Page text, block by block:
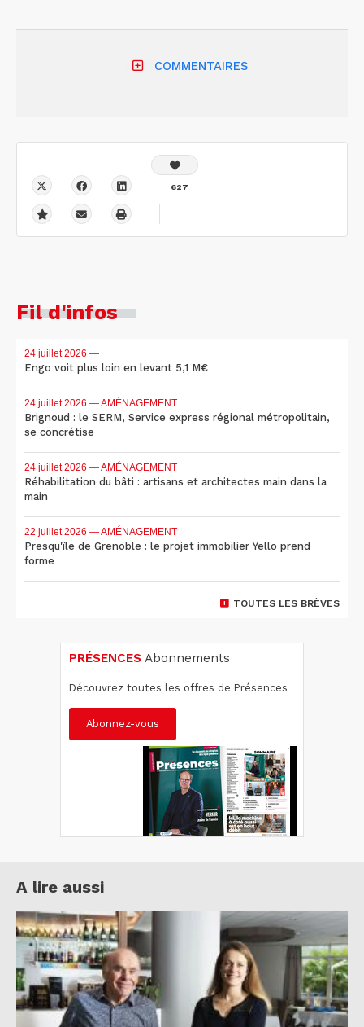
COMMENTAIRES
627
Fil d'infos
24 juillet 2026 —
Engo voit plus loin en levant 5,1 M€
24 juillet 2026 — AMÉNAGEMENT
Brignoud : le SERM, Service express régional métropolitain,
se concrétise
24 juillet 2026 — AMÉNAGEMENT
Réhabilitation du bâti : artisans et architectes main dans la
main
22 juillet 2026 — AMÉNAGEMENT
Presqu'île de Grenoble : le projet immobilier Yello prend
forme
TOUTES LES BRÈVES
PRÉSENCES Abonnements
Découvrez toutes les offres de Présences
Abonnez-vous
A lire aussi